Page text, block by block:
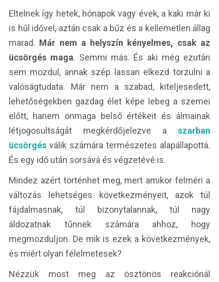
Eltelnek így hetek, hónapok vagy évek, a kaki már ki
is hűl idővel, aztán csak a bűz és a kellemetlen állag
marad. Már nem a helyszín kényelmes, csak az
ücsörgés maga. Semmi más. És aki még ezután
sem mozdul, annak szép lassan elkezd torzulni a
valóságtudata. Már nem a szabad, kiteljesedett,
lehetőségekben gazdag élet képe lebeg a szemei
előtt, hanem önmaga belső értékeit és álmainak
létjogosultságát megkérdőjelezve a szarban
ücsörgés válik számára természetes alapállapottá.
És egy idő után sorsává és végzetévé is.
Mindez azért történhet meg, mert amikor felméri a
változás lehetséges következményeit, azok túl
fájdalmasnak, túl bizonytalannak, túl nagy
áldozatnak tűnnek számára ahhoz, hogy
megmozduljon. De mik is ezek a következmények,
és miért olyan félelmetesek?
Nézzük most meg az ösztönös reakciónál